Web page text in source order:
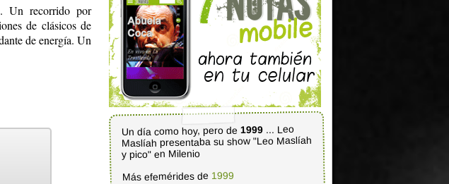
Un recorrido por
de clásicos de
de energía. Un
Un día como hoy, pero de 1999 ... Leo
Maslíah presentaba su show "Leo Maslíah
y pico" en Milenio
Más efemérides de 1999